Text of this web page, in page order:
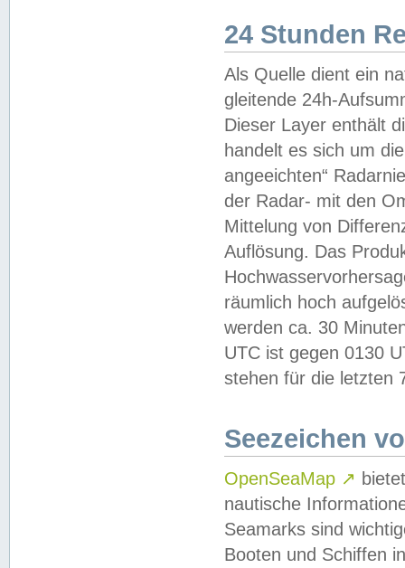
24 Stunden
Als Quelle dient ein
gleitende 24h-
Dieser Layer enthält
handelt es sich um
angeeichten“
der Radar- mit den
Mittelung von
Auflösung. Das
räumlich hoch
werden ca. 30
UTC ist gegen 0130
stehen für die letzten
Seezeichen
OpenSeaMap ↗
nautische
Seamarks sind
Booten und Schiffen